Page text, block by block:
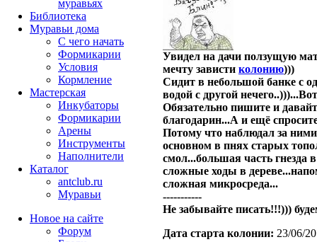
Увидел на дачи ползущую
мечту зависти колонию)))
Сидит в небольшой банке с
водой с другой
Обязательно пишите и
благодарин...А и ещё
Потому что наблюдал за
основном в пнях старых
смол...большая часть гнезда
сложные ходы в
сложная микросреда...
-----------
Не забывайте писать!!!)))
Дата старта кoлонии: 23/06/
муравьях
Библиотека
Муравьи дома
С чего начать
Формикарии
Условия
Кормление
Мастерская
Инкубаторы
Формикарии
Арены
Инструменты
Наполнители
Каталог
antclub.ru
Муравьи
Новое на сайте
Форум